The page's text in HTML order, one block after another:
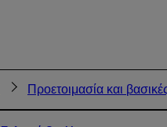
Προετοιμασία και